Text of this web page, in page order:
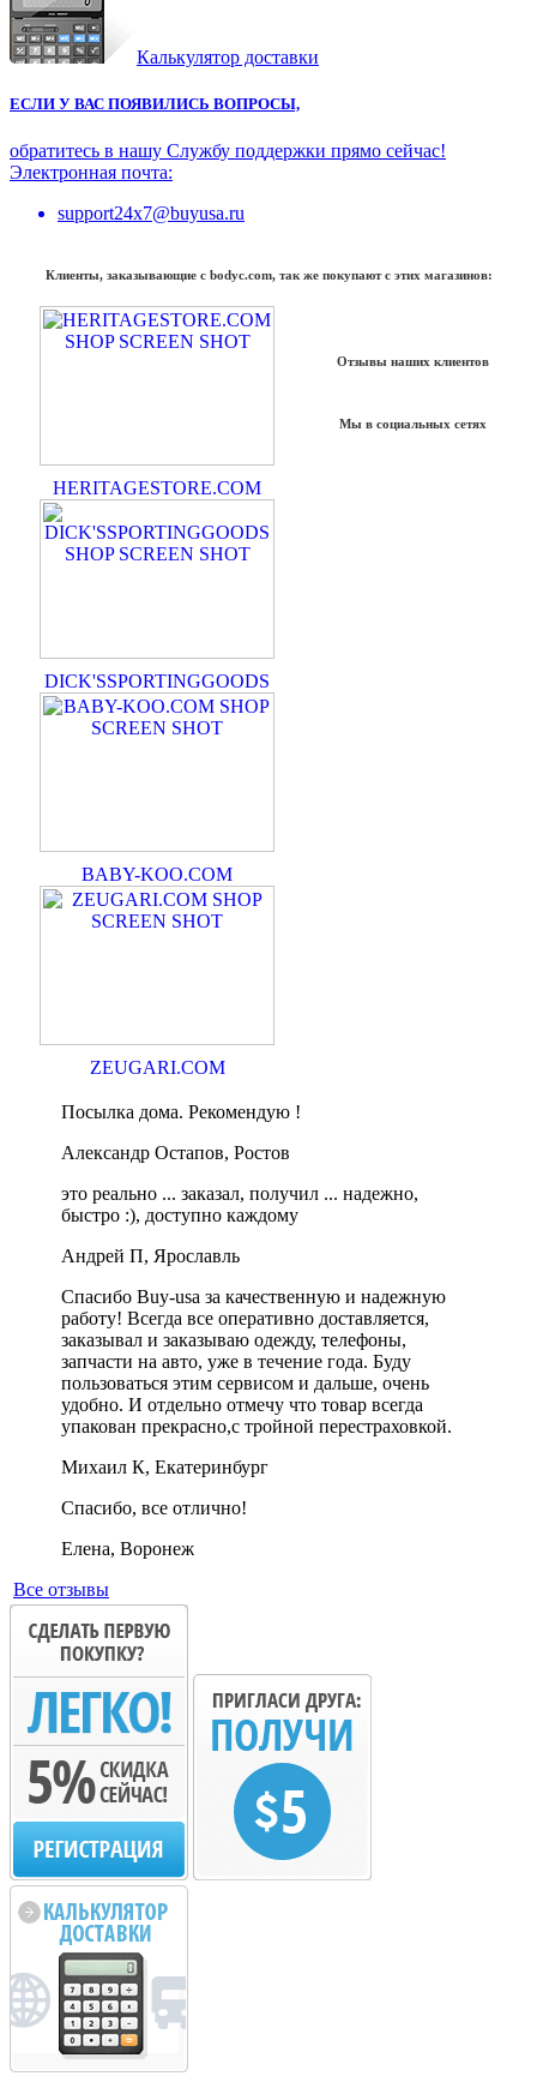
Калькулятор доставки
ЕСЛИ У ВАС ПОЯВИЛИСЬ ВОПРОСЫ,
обратитесь в нашу Службу поддержки прямо сейчас!
Электронная почта:
support24x7@buyusa.ru
Клиенты, заказывающие с bodyc.com, так же покупают с этих магазинов:
HERITAGESTORE.COM
DICK'SSPORTINGGOODS
BABY-KOO.COM
ZEUGARI.COM
Отзывы наших клиентов
Мы в социальных сетях
Посылка дома. Рекомендую !
Александр Остапов, Ростов
это реально ... заказал, получил ... надежно,
быстро :), доступно каждому
Андрей П, Ярославль
Спасибо Buy-usa за качественную и надежную
работу! Всегда все оперативно доставляется,
заказывал и заказываю одежду, телефоны,
запчасти на авто, уже в течение года. Буду
пользоваться этим сервисом и дальше, очень
удобно. И отдельно отмечу что товар всегда
упакован прекрасно,с тройной перестраховкой.
Михаил К, Екатеринбург
Спасибо, все отлично!
Елена, Воронеж
Все отзывы